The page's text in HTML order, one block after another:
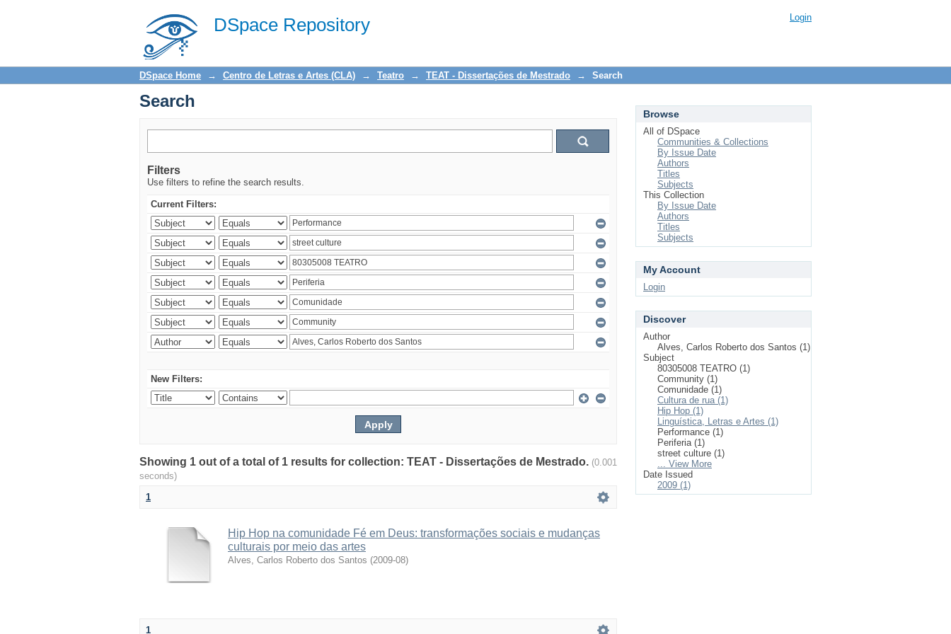
DSpace Repository
Search Login
DSpace Home → Centro de Letras e Artes (CLA) → Teatro → TEAT - Dissertações de Mestrado → Search
Search
Filters
Use filters to refine the search results.
Current Filters:
New Filters:
Showing 1 out of a total of 1 results for collection: TEAT - Dissertações de Mestrado. (0.001
seconds)
1
Hip Hop na comunidade Fé em Deus: transformações sociais e mudanças
culturais por meio das artes
Alves, Carlos Roberto dos Santos (2009-08)
1
Browse
All of DSpace
Communities & Collections
By Issue Date
Authors
Titles
Subjects
This Collection
By Issue Date
Authors
Titles
Subjects
My Account
Login
Discover
Author
Alves, Carlos Roberto dos Santos (1)
Subject
80305008 TEATRO (1)
Community (1)
Comunidade (1)
Cultura de rua (1)
Hip Hop (1)
Linguística, Letras e Artes (1)
Performance (1)
Periferia (1)
street culture (1)
... View More
Date Issued
2009 (1)